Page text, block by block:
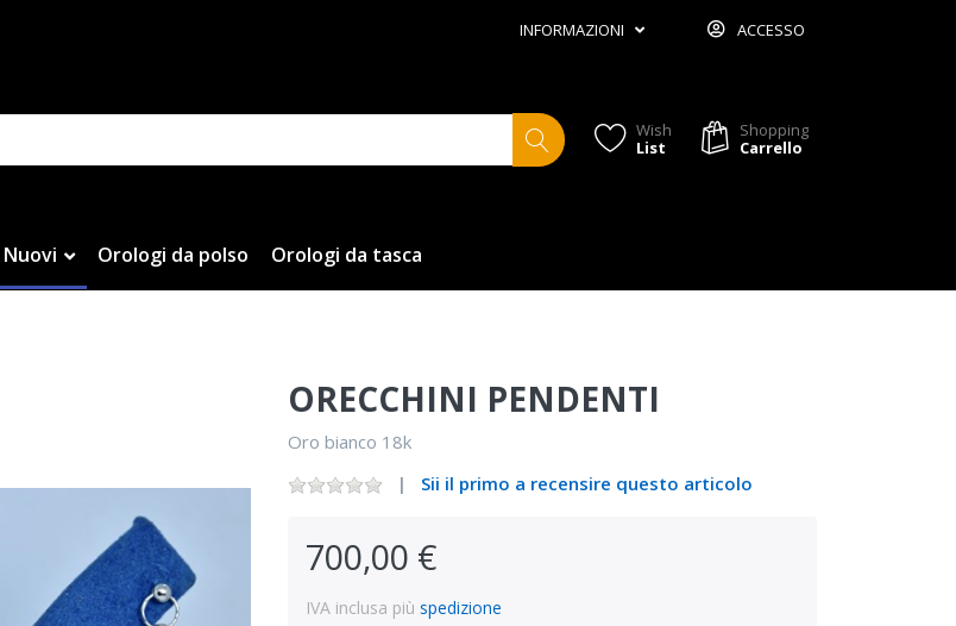
INFORMAZIONI ACCESSO
Wish
List
Shopping
Carrello
Orologi da polso Orologi da tasca
ORECCHINI PENDENTI
Oro bianco 18k
Sii il primo a recensire questo articolo
700,00 €
IVA inclusa più spedizione